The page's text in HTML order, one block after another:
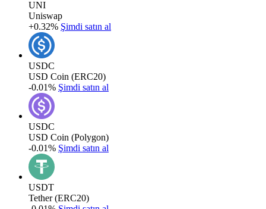
UNI
Uniswap
+0.32% Şimdi satın al
USDC
USD Coin (ERC20)
-0.01% Şimdi satın al
USDC
USD Coin (Polygon)
-0.01% Şimdi satın al
USDT
Tether (ERC20)